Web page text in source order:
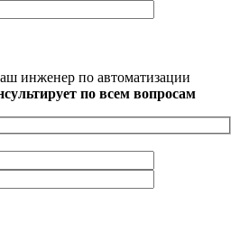
инженер по автоматизации
по всем вопросам